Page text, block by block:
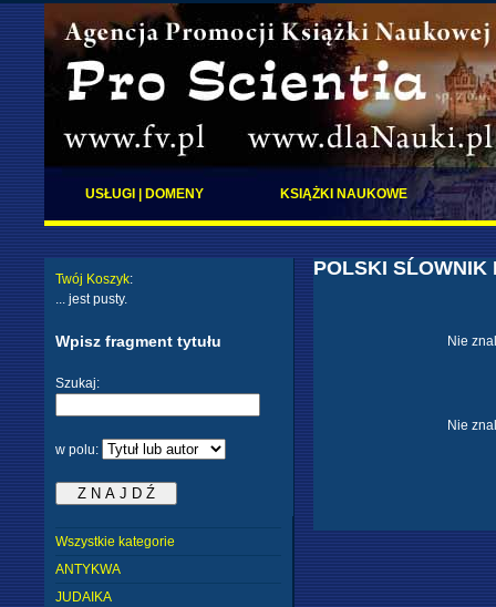
USŁUGI | DOMENY KSIĄŻKI NAUKOWE
Twój Koszyk:
... jest pusty.
Wpisz fragment tytułu
Szukaj:
w polu:
Wszystkie kategorie
ANTYKWA
JUDAIKA
POLSKI
Nie
Nie